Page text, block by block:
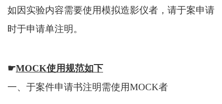
如因实验内容需要使用模拟造影仪者，请于案申请
时于申请单注明。
☛MOCK使用规范如下
一、于案件申请书注明需使用MOCK者